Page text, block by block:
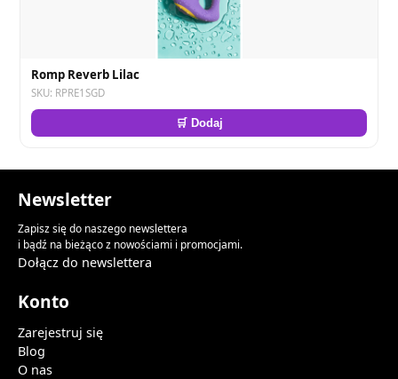
Romp Reverb Lilac
SKU: RPRE1SGD
🛒 Dodaj
Newsletter
Zapisz się do naszego newslettera
i bądź na bieżąco z nowościami i promocjami.
Dołącz do newslettera
Konto
Zarejestruj się
Blog
O nas